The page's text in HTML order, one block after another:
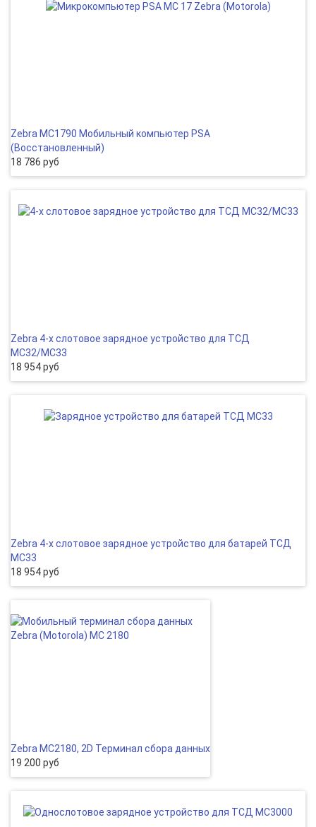
Zebra MC1790 Мобильный компьютер PSA
(Восстановленный)
18 786 руб
Zebra 4-х слотовое зарядное устройство для ТСД
MC32/MC33
18 954 руб
Zebra 4-х слотовое зарядное устройство для батарей ТСД
МС33
18 954 руб
Zebra MC2180, 2D Терминал сбора данных
19 200 руб